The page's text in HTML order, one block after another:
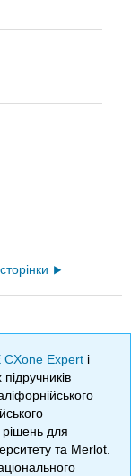
CXone Expert і
рішень для
та Merlot.